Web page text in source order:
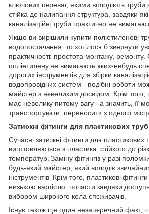
ключових переваг, якими володіють труби
стійка до налипання структура, завдяки
каналізаційні труби практично не
Якщо ви вирішили купити поліетиленові
водопостачання, то хотілося б звернути
практичності: простота монтажу, ремонту.
поліетилену не вимагають яких-небудь
дорогих інструментів для збірки
водопровідних систем - подібні роботи
майстер з невеликим досвідом. Крім того,
має невелику питому вагу - а значить, її
транспортувати, переносити з одного
Затискні фітинги для пластикових труб
Сучасні затискні фітинги для пластикових
виготовляються з пластика, стійкого до
температур. Заміну фітингів у разі
будь-який майстер, який володіє
інструментів. Крім того, пластикові
низькою вартістю: почасти завдяки
вибором широкого кола споживачів.
Існує також ще один незаперечний факт,